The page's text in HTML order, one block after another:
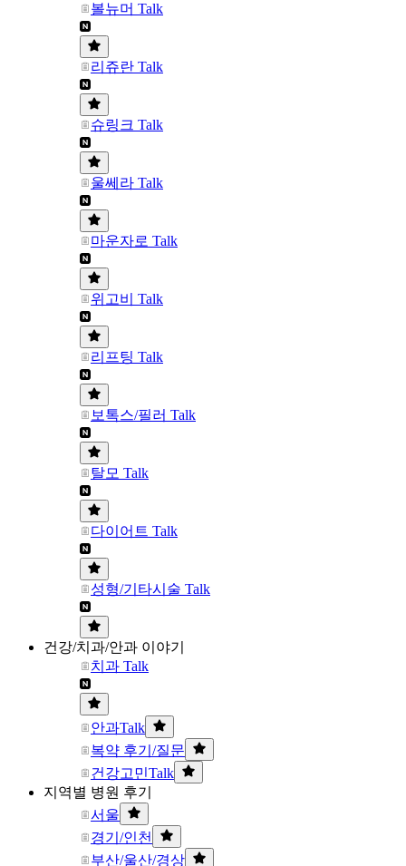
볼뉴머 Talk
리쥬란 Talk
슈링크 Talk
울쎄라 Talk
마운자로 Talk
위고비 Talk
리프팅 Talk
보톡스/필러 Talk
탈모 Talk
다이어트 Talk
성형/기타시술 Talk
건강/치과/안과 이야기
치과 Talk
안과Talk
복약 후기/질문
건강고민Talk
지역별 병원 후기
서울
경기/인천
부산/울산/경상